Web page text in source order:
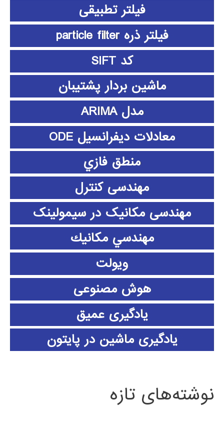
فیلتر تطبیقی
فیلتر ذره particle filter
کد SIFT
ماشین بردار پشتیبان
مدل ARIMA
معادلات دیفرانسیل ODE
منطق فازي
مهندسی کنترل
مهندسی مکانیک در سیمولینک
مهندسي مكانيك
ویولت
هوش مصنوعی
یادگیری عمیق
یادگیری ماشین در پایتون
نوشته‌های تازه